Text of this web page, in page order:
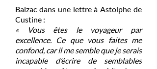
Balzac dans une lettre à Astolphe de
Custine :
« Vous êtes le voyageur par
excellence. Ce que vous faites me
confond, car il me semble que je serais
incapable d’écrire de semblables